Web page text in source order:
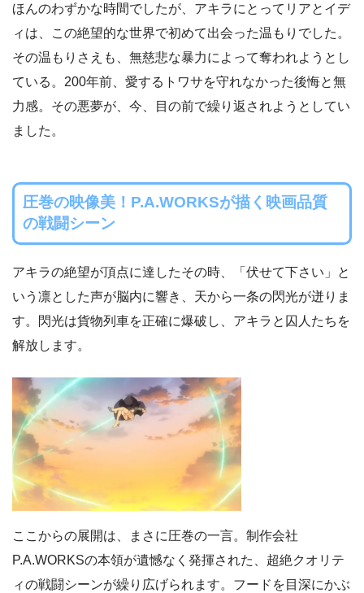
ほんのわずかな時間でしたが、アキラにとってリアとイデ
ィは、この絶望的な世界で初めて出会った温もりでした。
その温もりさえも、無慈悲な暴力によって奪われようとし
ている。200年前、愛するトワサを守れなかった後悔と無
力感。その悪夢が、今、目の前で繰り返されようとしてい
ました。
圧巻の映像美！P.A.WORKSが描く映画品質
の戦闘シーン
アキラの絶望が頂点に達したその時、「伏せて下さい」と
いう凛とした声が脳内に響き、天から一条の閃光が迸りま
す。閃光は貨物列車を正確に爆破し、アキラと囚人たちを
解放します。
ここからの展開は、まさに圧巻の一言。制作会社
P.A.WORKSの本領が遺憾なく発揮された、超絶クオリテ
ィの戦闘シーンが繰り広げられます。フードを目深にかぶ